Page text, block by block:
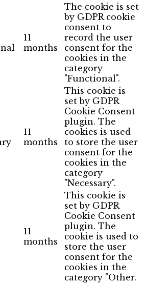
11
months
The cookie is set
by GDPR cookie
consent to
record the user
consent for the
cookies in the
category
"Functional".
11
months
This cookie is
set by GDPR
Cookie Consent
plugin. The
cookies is used
to store the user
consent for the
cookies in the
category
"Necessary".
11
months
This cookie is
set by GDPR
Cookie Consent
plugin. The
cookie is used to
store the user
consent for the
cookies in the
category "Other.